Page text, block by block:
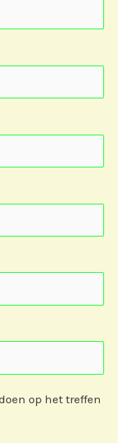
op het treffen